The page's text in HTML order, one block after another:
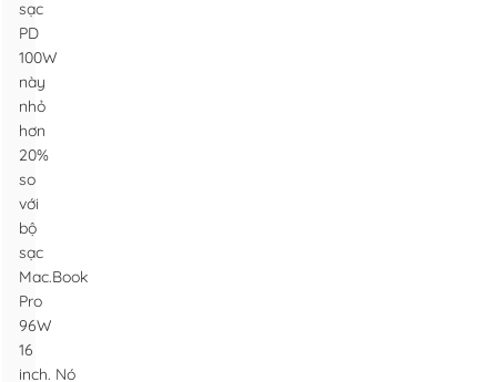
sạc
PD
100W
này
nhỏ
hơn
20%
so
với
bộ
sạc
Mac.Book
Pro
96W
16
inch. Nó